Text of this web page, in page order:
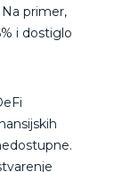
primer,
i dostiglo